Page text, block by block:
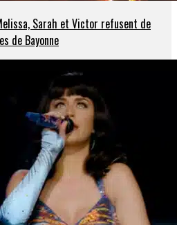
Sarah et Victor refusent de
de Bayonne